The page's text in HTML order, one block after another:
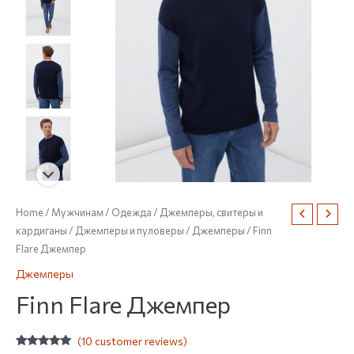
Home/ Мужчинам/ Одежда/ Джемперы, свитеры и
кардиганы/ Джемперы и пуловеры/ Джемперы/ Finn
Flare Джемпер
Джемперы
Finn Flare Джемпер
(10 customer reviews)